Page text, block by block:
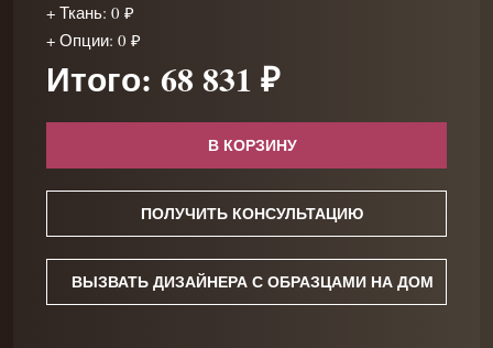
+ Ткань: 0 ₽
+ Опции: 0 ₽
Итого: 68 831 ₽
В КОРЗИНУ
ПОЛУЧИТЬ КОНСУЛЬТАЦИЮ
ВЫЗВАТЬ ДИЗАЙНЕРА С ОБРАЗЦАМИ НА ДОМ